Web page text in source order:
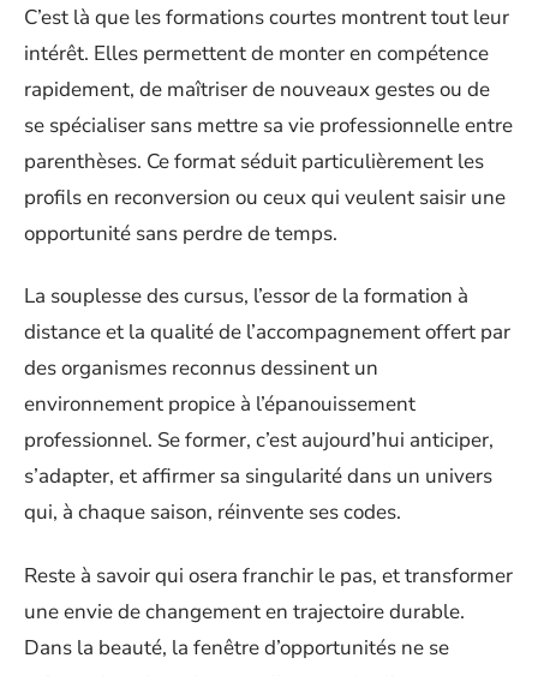
C’est là que les formations courtes montrent tout leur
intérêt. Elles permettent de monter en compétence
rapidement, de maîtriser de nouveaux gestes ou de
se spécialiser sans mettre sa vie professionnelle entre
parenthèses. Ce format séduit particulièrement les
profils en reconversion ou ceux qui veulent saisir une
opportunité sans perdre de temps.
La souplesse des cursus, l’essor de la formation à
distance et la qualité de l’accompagnement offert par
des organismes reconnus dessinent un
environnement propice à l’épanouissement
professionnel. Se former, c’est aujourd’hui anticiper,
s’adapter, et affirmer sa singularité dans un univers
qui, à chaque saison, réinvente ses codes.
Reste à savoir qui osera franchir le pas, et transformer
une envie de changement en trajectoire durable.
Dans la beauté, la fenêtre d’opportunités ne se